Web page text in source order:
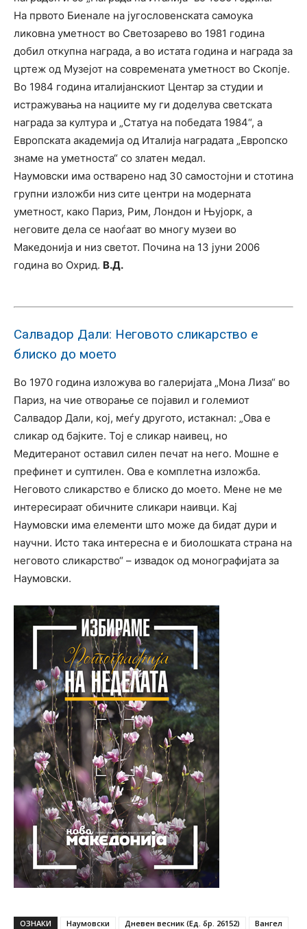
На првото Биенале на југословенската самоука
ликовна уметност во Светозарево во 1981 година
добил откупна награда, а во истата година и награда за
цртеж од Музејот на современата уметност во Скопје.
Во 1984 година италијанскиот Центар за студии и
истражувања на нациите му ги доделува светската
награда за култура и „Статуа на победата 1984“, a
Европската академија од Италија наградата „Европско
знаме на уметноста“ со златен медал.
Наумовски има остварено над 30 самостојни и стотина
групни изложби низ сите центри на модерната
уметност, како Париз, Рим, Лондон и Њујорк, а
неговите дела се наоѓаат во многу музеи во
Македонија и низ светот. Почина на 13 јуни 2006
година во Охрид. В.Д.
Салвадор Дали: Неговото сликарство е
блиско до моето
Во 1970 година изложува во галеријата „Мона Лиза“ во
Париз, на чие отворање се појавил и големиот
Салвадор Дали, кој, меѓу другото, истакнал: „Ова е
сликар од бајките. Тој е сликар наивец, но
Медитеранот оставил силен печат на него. Мошне е
префинет и суптилен. Ова е комплетна изложба.
Неговото сликарство е блиско до моето. Мене не ме
интересираат обичните сликари наивци. Кај
Наумовски има елемeнти што може да бидат дури и
научни. Исто така интересна е и биолошката страна на
неговото сликарство“ – извадок од монографијата за
Наумовски.
ОЗНАКИ Наумовски Дневен весник (Ед. бр. 26152) Вангел